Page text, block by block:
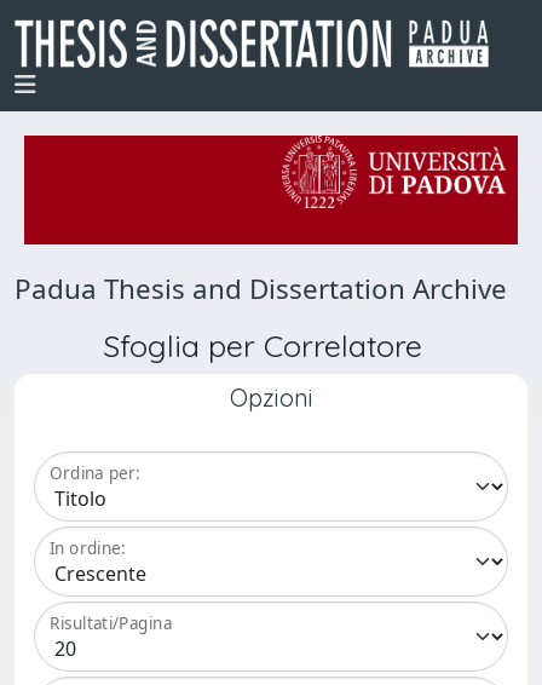
Padua Thesis and Dissertation Archive
Sfoglia per Correlatore
Opzioni
Ordina per:
In ordine:
Risultati/Pagina